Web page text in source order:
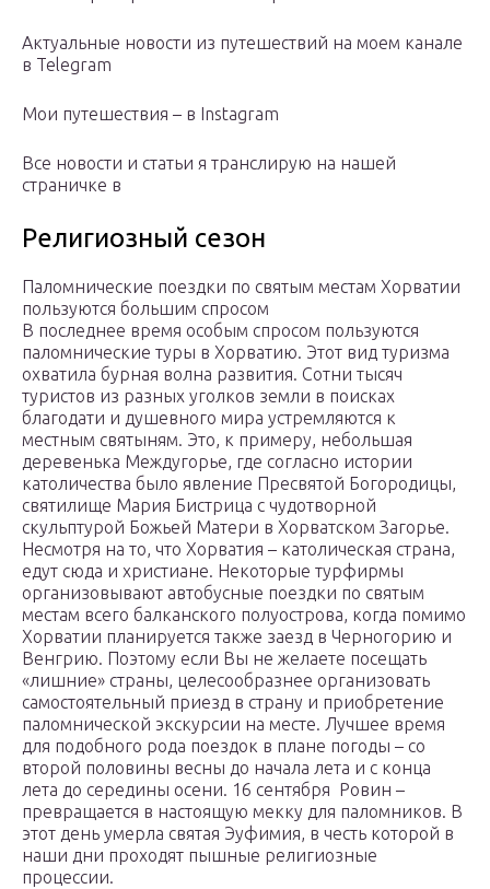
Актуальные новости из путешествий на моем канале
в Telegram
Мои путешествия – в Instagram
Все новости и статьи я транслирую на нашей
страничке в
Религиозный сезон
Паломнические поездки по святым местам Хорватии
пользуются большим спросом
В последнее время особым спросом пользуются
паломнические туры в Хорватию. Этот вид туризма
охватила бурная волна развития. Сотни тысяч
туристов из разных уголков земли в поисках
благодати и душевного мира устремляются к
местным святыням. Это, к примеру, небольшая
деревенька Междугорье, где согласно истории
католичества было явление Пресвятой Богородицы,
святилище Мария Бистрица с чудотворной
скульптурой Божьей Матери в Хорватском Загорье.
Несмотря на то, что Хорватия – католическая страна,
едут сюда и христиане. Некоторые турфирмы
организовывают автобусные поездки по святым
местам всего балканского полуострова, когда помимо
Хорватии планируется также заезд в Черногорию и
Венгрию. Поэтому если Вы не желаете посещать
«лишние» страны, целесообразнее организовать
самостоятельный приезд в страну и приобретение
паломнической экскурсии на месте. Лучшее время
для подобного рода поездок в плане погоды – со
второй половины весны до начала лета и с конца
лета до середины осени. 16 сентября Ровин –
превращается в настоящую мекку для паломников. В
этот день умерла святая Эуфимия, в честь которой в
наши дни проходят пышные религиозные
процессии.